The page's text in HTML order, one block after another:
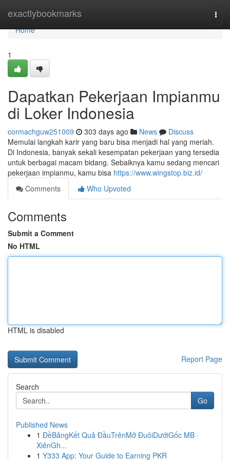
exactlybookmarks
Home
Home
1
Dapatkan Pekerjaan Impianmu
di Loker Indonesia
cormachguw251009 303 days ago News
Discuss
Memulai langkah karir yang baru bisa menjadi hal yang meriah.
Di Indonesia, banyak sekali kesempatan pekerjaan yang tersedia
untuk berbagai macam bidang. Sebaiknya kamu sedang mencari
pekerjaan impianmu, kamu bisa https://www.wingstop.biz.id/
Comments
Who Upvoted
Comments
Submit a Comment
No HTML
HTML is disabled
Report Page
Search
Go
Published News
1 ĐềBảngKết Quả ĐầuTrênMở ĐuôiDướiGốc MB ·
XiênGh...
1 Y333 App: Your Guide to Earning PKR